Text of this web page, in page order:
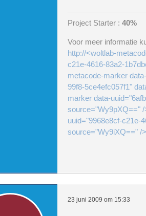
Project Starter : 40%
Voor meer informatie
http://<woltlab-
c21e-4616-83a2-
metacode-marker
99f8-5ce4efc057f1"
marker data-
source="Wy9pXQ=="
uuid="9968e8cf-c21e-
source="Wy9iXQ==" />
23 juni 2009 om 15:33